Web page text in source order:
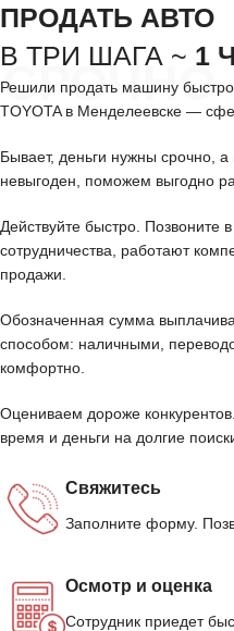
СРОЧНО
ПРОДАТЬ АВТО
В ТРИ ШАГА ~ 1
Решили продать машину
TOYOTA в Менделеевске —
Бывает, деньги нужны срочно, а
невыгоден, поможем выгодно
Действуйте быстро. Позвоните
сотрудничества, работают
продажи.
Обозначенная сумма
способом: наличными,
комфортно.
Оцениваем дороже
время и деньги на долгие
Свяжитесь
Заполните форму.
Осмотр и оценка
Сотрудник приедет